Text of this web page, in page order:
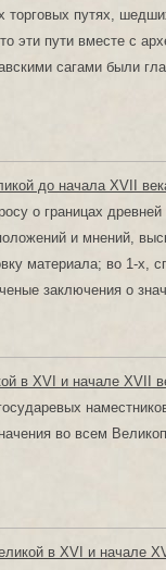
торговых путях,
эти пути вместе с
сагами были
до начала XVII
о границах
и мнений,
материала; во 1-х,
заключения о
в XVI и начале XVII
во всем
в XVI и начале